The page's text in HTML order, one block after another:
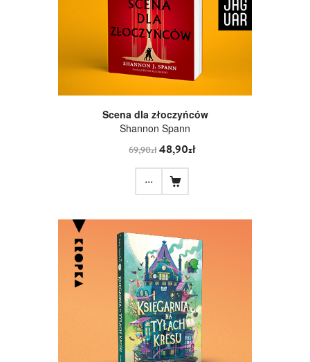
Scena dla złoczyńców
Shannon Spann
69,90zł48,90zł
...